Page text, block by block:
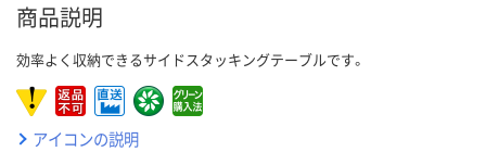
商品説明
効率よく収納できるサイドスタッキングテーブルです。
アイコンの説明